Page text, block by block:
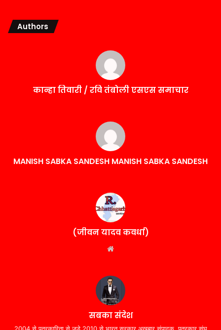
Authors
कान्हा तिवारी / रवि तंबोली एसएस समाचार
MANISH SABKA SANDESH MANISH SABKA SANDESH
(जीवन यादव कवर्धा)
सबका संदेश